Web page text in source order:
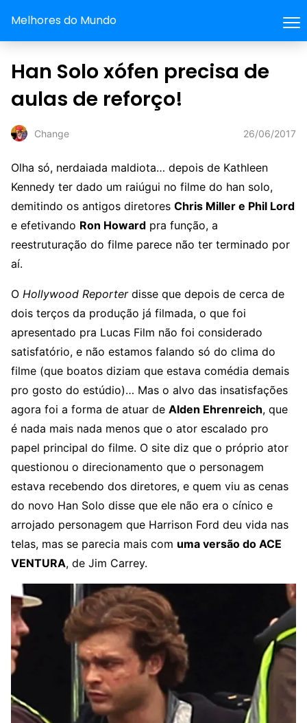
Melhores do Mundo
Han Solo xófen precisa de
aulas de reforço!
Change 26/06/2017
Olha só, nerdaiada maldiota… depois de Kathleen
Kennedy ter dado um raiúgui no filme do han solo,
demitindo os antigos diretores Chris Miller e Phil Lord
e efetivando Ron Howard pra função, a
reestruturação do filme parece não ter terminado por
aí.
O Hollywood Reporterdisse que depois de cerca de
dois terços da produção já filmada, o que foi
apresentado pra Lucas Film não foi considerado
satisfatório, e não estamos falando só do clima do
filme (que boatos diziam que estava comédia demais
pro gosto do estúdio)… Mas o alvo das insatisfações
agora foi a forma de atuar de Alden Ehrenreich, que
é nada mais nada menos que o ator escalado pro
papel principal do filme. O site diz que o próprio ator
questionou o direcionamento que o personagem
estava recebendo dos diretores, e quem viu as cenas
do novo Han Solo disse que ele não era o cínico e
arrojado personagem que Harrison Ford deu vida nas
telas, mas se parecia mais com uma versão do ACE
VENTURA, de Jim Carrey.